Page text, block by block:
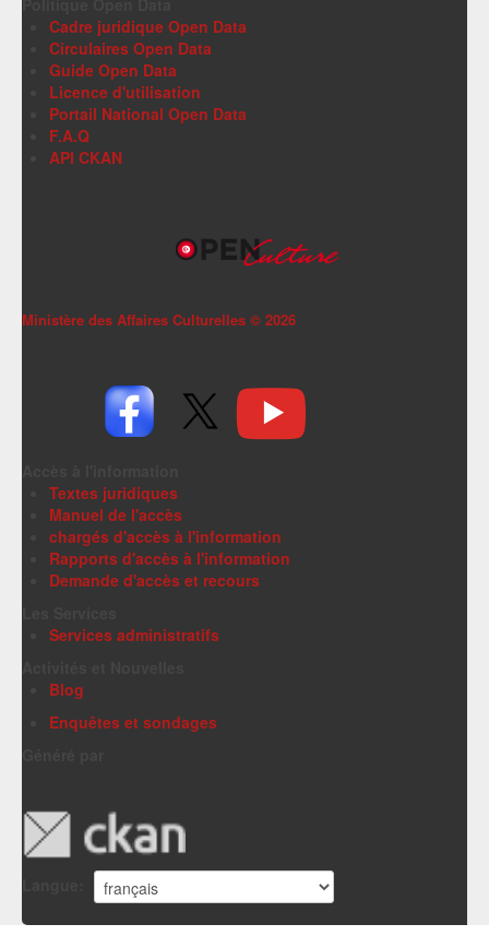
Cadre juridique Open Data
Circulaires Open Data
Guide Open Data
Licence d'utilisation
Portail National Open Data
F.A.Q
API CKAN
Ministère des Affaires Culturelles © 2026
Textes juridiques
Manuel de l'accès
chargés d'accès à l'information
Rapports d'accès à l'information
Demande d'accès et recours
Services administratifs
Blog
Enquêtes et sondages